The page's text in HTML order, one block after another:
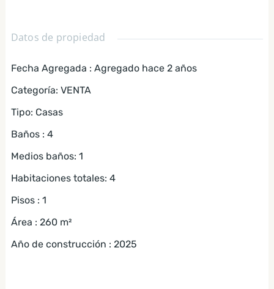
Datos de propiedad
Fecha Agregada : Agregado hace 2 años
Categoría: VENTA
Tipo: Casas
Baños : 4
Medios baños: 1
Habitaciones totales: 4
Pisos : 1
Área : 260 m²
Año de construcción : 2025